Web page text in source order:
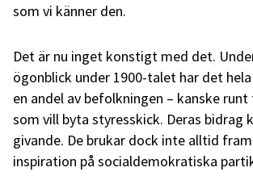
som vi känner den.
Det är nu inget konstigt med det.
ögonblick under 1900-talet har det
en andel av befolkningen – kanske
som vill byta styresskick. Deras bidrag
givande. De brukar dock inte alltid
inspiration på socialdemokratiska